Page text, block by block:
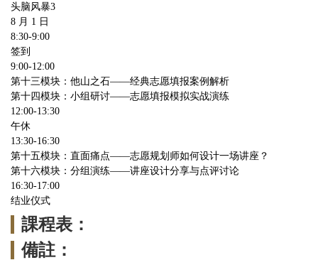
头脑风暴3
8 月 1 日
8:30-9:00
签到
9:00-12:00
第十三模块：他山之石——经典志愿填报案例解析
第十四模块：小组研讨——志愿填报模拟实战演练
12:00-13:30
午休
13:30-16:30
第十五模块：直面痛点——志愿规划师如何设计一场讲座？
第十六模块：分组演练——讲座设计分享与点评讨论
16:30-17:00
结业仪式
課程表：
備註：